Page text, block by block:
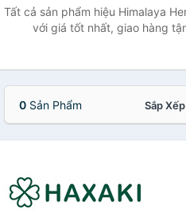
Tất cả sản phẩm hiệu Himalaya
với giá tốt nhất, giao hàng
0 Sản Phẩm Sắp